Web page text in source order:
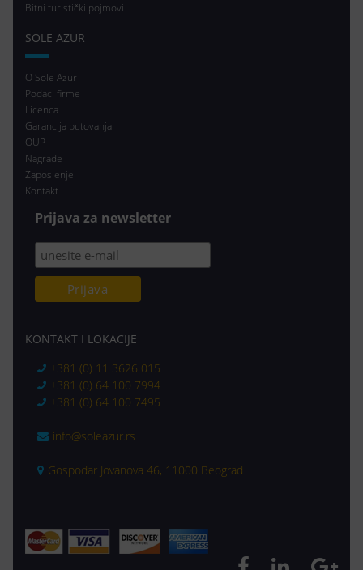
Bitni turistički pojmovi
SOLE AZUR
O Sole Azur
Podaci firme
Licenca
Garancija putovanja
OUP
Nagrade
Zaposlenje
Kontakt
Prijava za newsletter
KONTAKT I LOKACIJE
+381 (0) 11 3626 015
+381 (0) 64 100 7994
+381 (0) 64 100 7495
info@soleazur.rs
Gospodar Jovanova 46, 11000 Beograd